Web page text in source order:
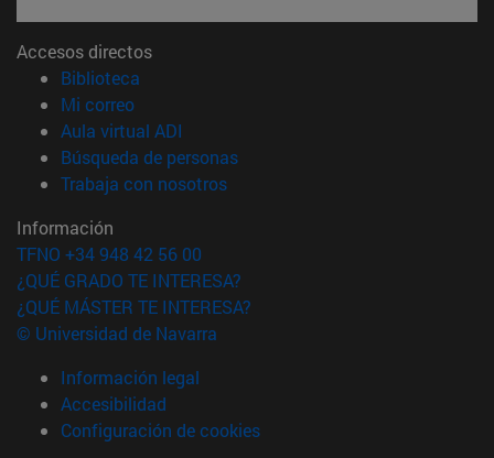
Accesos directos
Biblioteca
Mi correo(abre en nueva ventana)
Aula virtual ADI
Búsqueda de personas(abre en nueva ventana)
Trabaja con nosotros(abre en nueva ventana)
Información
TFNO +34 948 42 56 00
¿QUÉ GRADO TE INTERESA?
¿QUÉ MÁSTER TE INTERESA?
© Universidad de Navarra
Información legal
Accesibilidad
Configuración de cookies